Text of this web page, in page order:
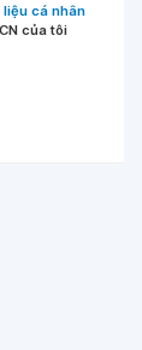
liệu cá nhân
của tôi